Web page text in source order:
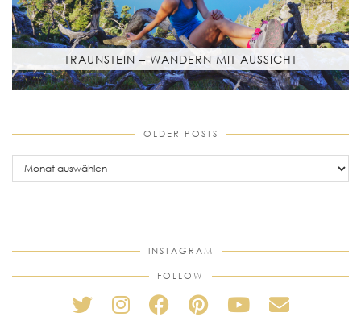
TRAUNSTEIN – WANDERN MIT AUSSICHT
OLDER POSTS
older
posts
INSTAGRAM
FOLLOW